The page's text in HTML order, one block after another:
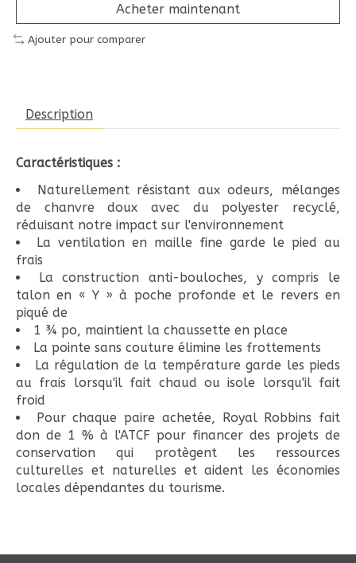
Acheter maintenant
Ajouter pour comparer
Description
Caractéristiques :
Naturellement résistant aux odeurs, mélanges
de chanvre doux avec du polyester recyclé,
réduisant notre impact sur l'environnement
La ventilation en maille fine garde le pied au
frais
La construction anti-bouloches, y compris le
talon en « Y » à poche profonde et le revers en
piqué de
1 ¾ po, maintient la chaussette en place
La pointe sans couture élimine les frottements
La régulation de la température garde les pieds
au frais lorsqu'il fait chaud ou isole lorsqu'il fait
froid
Pour chaque paire achetée, Royal Robbins fait
don de 1 % à l'ATCF pour financer des projets de
conservation qui protègent les ressources
culturelles et naturelles et aident les économies
locales dépendantes du tourisme.